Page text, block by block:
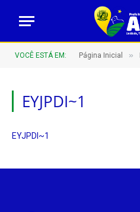
VOCÊ ESTÁ EM: Página Inicial »
EYJPDI~1
EYJPDI~1